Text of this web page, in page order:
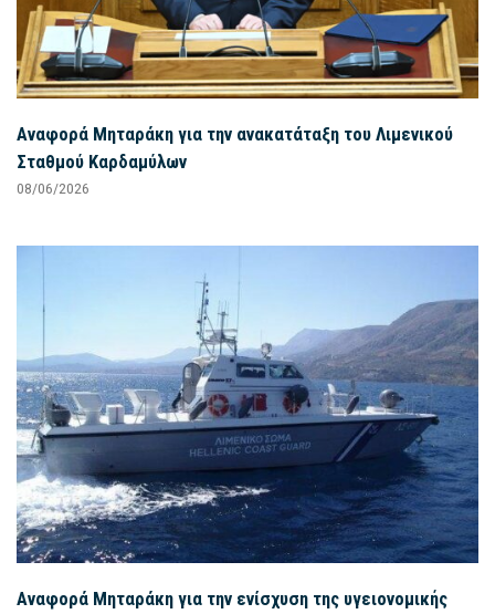
Αναφορά Μηταράκη για την ανακατάταξη του Λιμενικού
Σταθμού Καρδαμύλων
08/06/2026
Αναφορά Μηταράκη για την ενίσχυση της υγειονομικής